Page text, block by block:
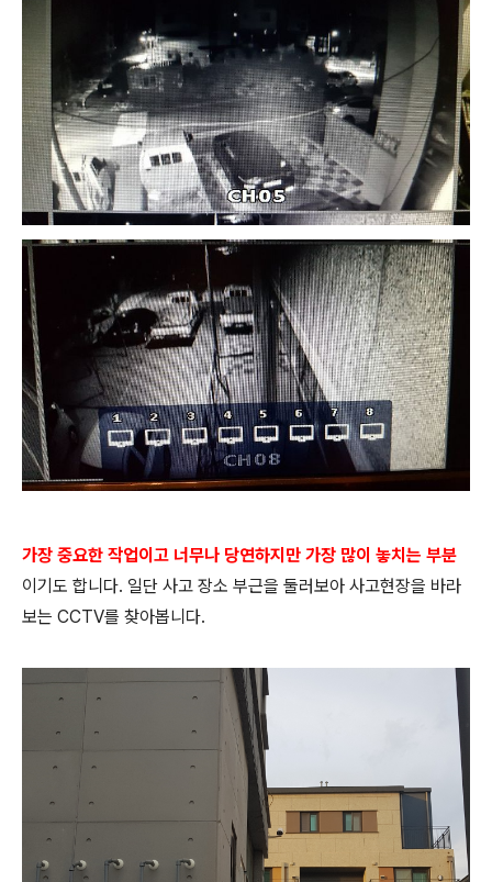
가장 중요한 작업이고 너무나 당연하지만 가장 많이 놓치는 부분
이기도 합니다. 일단 사고 장소 부근을 둘러보아 사고현장을 바라
보는 CCTV를 찾아봅니다.